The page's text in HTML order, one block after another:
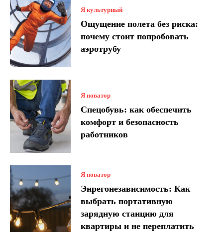
Я культурный
Ощущение полета без риска:
почему стоит попробовать
аэротрубу
Я новатор
Спецобувь: как обеспечить
комфорт и безопасность
работников
Я новатор
Энрегонезависимость: Как
выбрать портативную
зарядную станцию для
квартиры и не переплатить